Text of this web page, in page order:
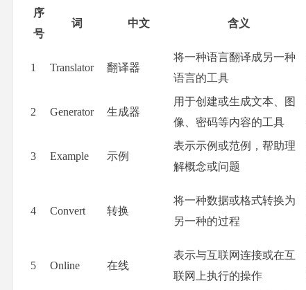
序
号
词 中文 含义
1 Translator 翻译器
将一种语言翻译成另一种
语言的工具
2 Generator 生成器
用于创建或生成文本、图
像、密码等内容的工具
3 Example 示例
表示示例或范例，帮助理
解概念或问题
4 Convert 转换
将一种数据或格式转换为
另一种的过程
5 Online 在线
表示与互联网连接或在互
联网上执行的操作